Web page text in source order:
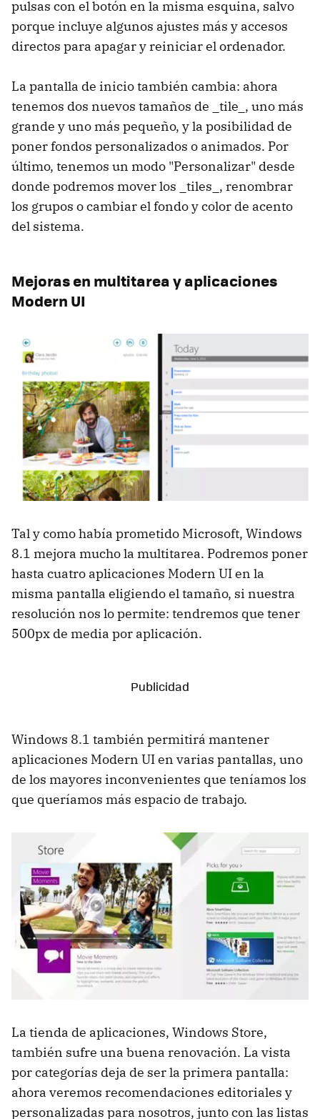
pulsas con el botón en la misma esquina, salvo
porque incluye algunos ajustes más y accesos
directos para apagar y reiniciar el ordenador.
La pantalla de inicio también cambia: ahora
tenemos dos nuevos tamaños de _tile_, uno más
grande y uno más pequeño, y la posibilidad de
poner fondos personalizados o animados. Por
último, tenemos un modo "Personalizar" desde
donde podremos mover los _tiles_, renombrar
los grupos o cambiar el fondo y color de acento
del sistema.
Mejoras en multitarea y aplicaciones
Modern UI
Tal y como había prometido Microsoft, Windows
8.1 mejora mucho la multitarea. Podremos poner
hasta cuatro aplicaciones Modern UI en la
misma pantalla eligiendo el tamaño, si nuestra
resolución nos lo permite: tendremos que tener
500px de media por aplicación.
Windows 8.1 también permitirá mantener
aplicaciones Modern UI en varias pantallas, uno
de los mayores inconvenientes que teníamos los
que queríamos más espacio de trabajo.
La tienda de aplicaciones, Windows Store,
también sufre una buena renovación. La vista
por categorías deja de ser la primera pantalla:
ahora veremos recomendaciones editoriales y
personalizadas para nosotros, junto con las listas